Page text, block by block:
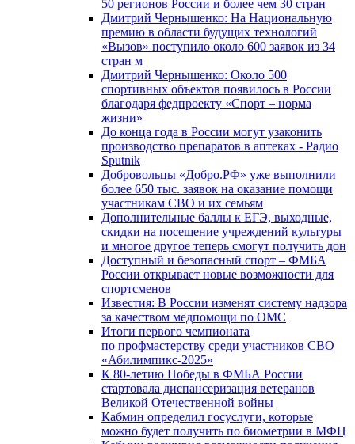
50 регионов России и более чем 30 стран
Дмитрий Чернышенко: На Национальную
премию в области будущих технологий
«Вызов» поступило около 600 заявок из 34
стран м
Дмитрий Чернышенко: Около 500
спортивных объектов появилось в России
благодаря федпроекту «Спорт – норма
жизни»
До конца года в России могут узаконить
производство препаратов в аптеках - Радио
Sputnik
Добровольцы «Добро.РФ» уже выполнили
более 650 тыс. заявок на оказание помощи
участникам СВО и их семьям
Дополнительные баллы к ЕГЭ, выходные,
скидки на посещение учреждений культуры
и многое другое теперь смогут получить дон
Доступный и безопасный спорт – ФМБА
России открывает новые возможности для
спортсменов
Известия: В России изменят систему надзора
за качеством медпомощи по ОМС
Итоги первого чемпионата
по профмастерству среди участников СВО
«Абилимпикс-2025»
К 80-летию Победы в ФМБА России
стартовала диспансеризация ветеранов
Великой Отечественной войны
Кабмин определил госуслуги, которые
можно будет получить по биометрии в МФЦ